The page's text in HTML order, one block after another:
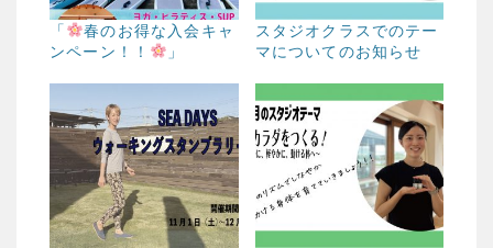
「
春のお得な入会キャ
ンペーン！！
」
スタジオクラスでのテー
マについてのお知らせ